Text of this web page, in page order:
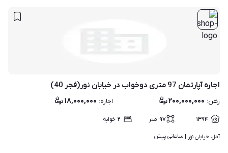
اجاره آپارتمان 97 متری دوخواب در خیابان نور(فجر 40)
رهن: ۲۰۰,۰۰۰,۰۰۰ اجاره: ۱۸,۰۰۰,۰۰۰
۱۳۹۴ ۹۷ متر ۲ خوابه
آمل، خیابان نور | ساعاتی پیش